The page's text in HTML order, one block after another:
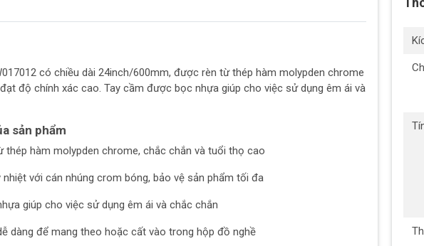
có chiều dài 24inch/600mm, được rèn từ thép hàm molypden chrome
độ chính xác cao. Tay cầm được bọc nhựa giúp cho việc sử dụng êm ái và
sản phẩm
thép hàm molypden chrome, chắc chắn và tuổi thọ cao
với cán nhúng crom bóng, bảo vệ sản phẩm tối đa
giúp cho việc sử dụng êm ái và chắc chắn
dàng để mang theo hoặc cất vào trong hộp đồ nghề